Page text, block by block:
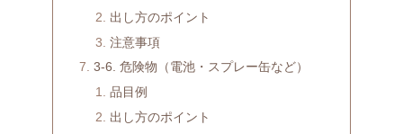
出し方のポイント
注意事項
3-6. 危険物（電池・スプレー缶など）
品目例
出し方のポイント